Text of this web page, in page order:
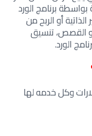
بواسطة برنامج الورد
أو الربح من
أو القصص، تنسيق
الورد.
وكل خدمه لها